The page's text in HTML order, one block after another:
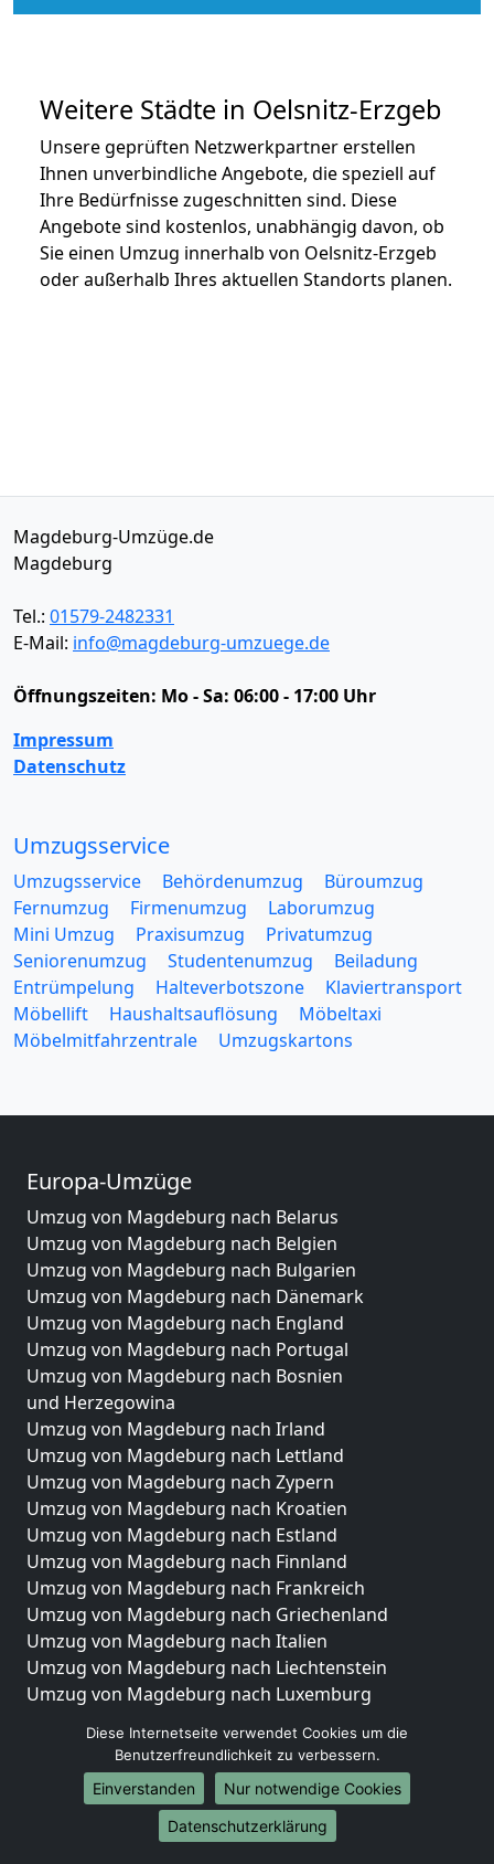
Weitere Städte in Oelsnitz-Erzgeb
Unsere geprüften Netzwerkpartner erstellen
Ihnen unverbindliche Angebote, die speziell auf
Ihre Bedürfnisse zugeschnitten sind. Diese
Angebote sind kostenlos, unabhängig davon, ob
Sie einen Umzug innerhalb von Oelsnitz-Erzgeb
oder außerhalb Ihres aktuellen Standorts planen.
Magdeburg-Umzüge.de
Magdeburg
Tel.: 01579-2482331
E-Mail: info@magdeburg-umzuege.de
Öffnungszeiten: Mo - Sa: 06:00 - 17:00 Uhr
Impressum
Datenschutz
Umzugsservice
Umzugsservice Behördenumzug
Büroumzug
Fernumzug
Firmenumzug
Laborumzug
Mini Umzug
Praxisumzug
Privatumzug
Seniorenumzug
Studentenumzug
Beiladung
Entrümpelung
Halteverbotszone
Klaviertransport
Möbellift
Haushaltsauflösung
Möbeltaxi
Möbelmitfahrzentrale
Umzugskartons
Europa-Umzüge
Umzug von Magdeburg nach Belarus
Umzug von Magdeburg nach Belgien
Umzug von Magdeburg nach Bulgarien
Umzug von Magdeburg nach Dänemark
Umzug von Magdeburg nach England
Umzug von Magdeburg nach Portugal
Umzug von Magdeburg nach Bosnien
und Herzegowina
Umzug von Magdeburg nach Irland
Umzug von Magdeburg nach Lettland
Umzug von Magdeburg nach Zypern
Umzug von Magdeburg nach Kroatien
Umzug von Magdeburg nach Estland
Umzug von Magdeburg nach Finnland
Umzug von Magdeburg nach Frankreich
Umzug von Magdeburg nach Griechenland
Umzug von Magdeburg nach Italien
Umzug von Magdeburg nach Liechtenstein
Umzug von Magdeburg nach Luxemburg
Umzug von Magdeburg nach Norwegen
Umzüge-Deutschlandweit
Umzug von Magdeburg nach Berlin
Diese Internetseite verwendet Cookies um die
Benutzerfreundlichkeit zu verbessern.
Einverstanden
Nur notwendige Cookies
Datenschutzerklärung